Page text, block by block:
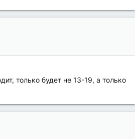
только будет не 13-19, а только